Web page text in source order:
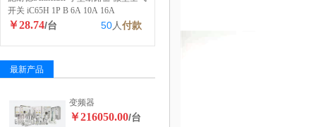
开关 iC65H 1P B 6A 10A 16A
￥28.74/台 50人付款
最新产品
变频器
￥216050.00/台